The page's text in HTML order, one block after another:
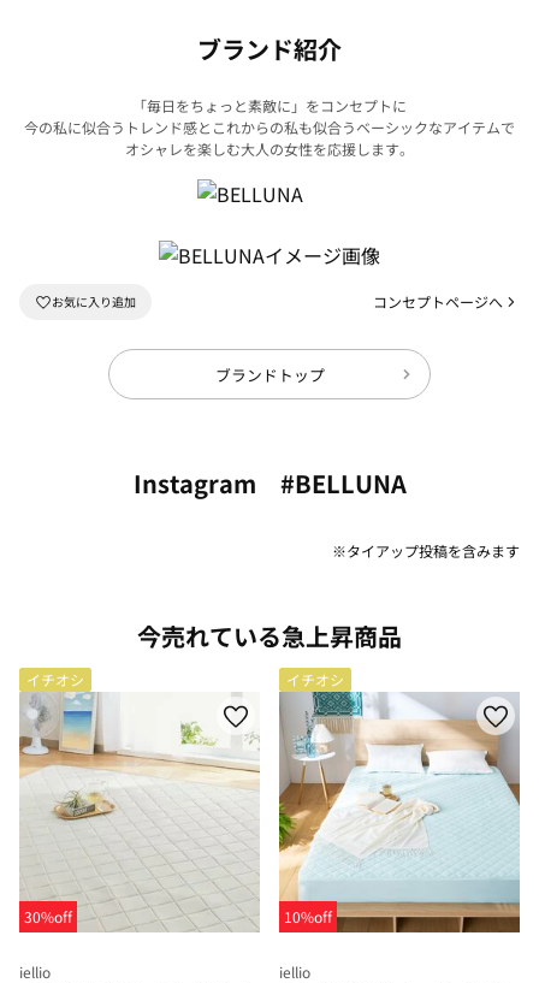
ブランド紹介
「毎日をちょっと素敵に」をコンセプトに
今の私に似合うトレンド感とこれからの私も似合うベーシックなアイテムで
オシャレを楽しむ大人の女性を応援します。
コンセプトページへ
ブランドトップ
Instagram #BELLUNA
※タイアップ投稿を含みます
今売れている急上昇商品
イチオシ
30%off
iellio
イチオシ
10%off
iellio